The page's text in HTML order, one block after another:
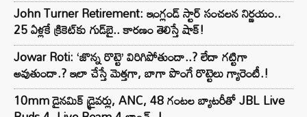
John Turner Retirement: ఇంగ్లండ్ స్టార్ సంచలన నిర్ణయం..
25 ఏళ్లకే క్రికెట్‌కు గుడ్‌బై.. కారణం తెలిస్తే షాక్!
Jowar Roti: ‘జొన్న రొట్టె’ విరిగిపోతుందా..? లేదా గట్టిగా
అవుతుందా.? ఇలా చేస్తే మెత్తగా, బాగా పొంగే రొట్టెలు గ్యారెంటీ.!
10mm డైనమిక్ డ్రైవర్లు, ANC, 48 గంటల బ్యాటరీతో JBL Live